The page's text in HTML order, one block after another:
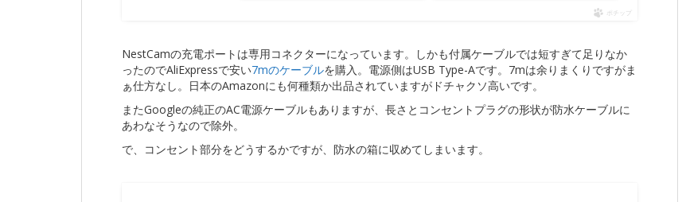
ポチップ
NestCamの充電ポートは専用コネクターになっています。しかも付属ケーブルでは短すぎて足りなか
ったのでAliExpressで安い7mのケーブルを購入。電源側はUSB Type-Aです。7mは余りまくりですがま
ぁ仕方なし。日本のAmazonにも何種類か出品されていますがドチャクソ高いです。
またGoogleの純正のAC電源ケーブルもありますが、長さとコンセントプラグの形状が防水ケーブルに
あわなそうなので除外。
で、コンセント部分をどうするかですが、防水の箱に収めてしまいます。